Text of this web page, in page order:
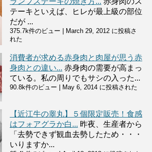
テーキといえば、ヒレが最上級の部位
だが ...
375.7k件のビュー
March 29, 2012 に投稿さ
れた
消費者が求める赤身肉と肉屋が思う赤
身肉との違い... 赤身肉の需要が高まっ
ている。私の周りでもサシの入った...
90.8k件のビュー May 6, 2014 に投稿された
【近江牛の睾丸】５個限定販売！食感
はフォアグラか白... 昨夜、生産者から
「去勢できず観血去勢したため・・・
いりますか...